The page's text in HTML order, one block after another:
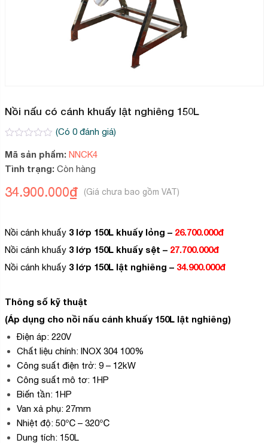
Nồi nấu có cánh khuấy lật nghiêng 150L
trên
dựa
đánh
giá
(Có 0đánh giá)
Mã sản phẩm: NNCK4
Tình trạng: Còn hàng
34.900.000₫
Nồi cánh khuấy3 lớp 150L khuấy lỏng – 26.700.000đ
Nồi cánh khuấy3 lớp 150L khuấy sệt –27.700.000đ
Nồi cánh khuấy3 lớp 150L lật nghiêng – 34.900.000đ
Thông số kỹ thuật
(Áp dụng cho nồi nấu cánh khuấy 150L lật nghiêng)
Điện áp: 220V
Chất liệu chính: INOX 304 100%
Công suất điện trở: 9 – 12kW
Công suất mô tơ: 1HP
Biến tần: 1HP
Van xả phụ: 27mm
Nhiệt độ: 50℃ – 320℃
Dung tích: 150L